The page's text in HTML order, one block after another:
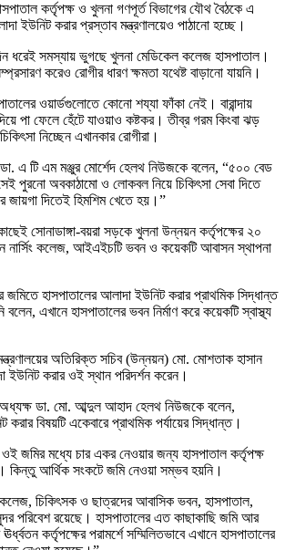
কর্তৃপক্ষ ও খুলনা গণপূর্ত বিভাগের যৌথ বৈঠকে এ
ইউনিট করার প্রস্তাব মন্ত্রণালয়েও পাঠানো হচ্ছে।
ধরেই সমস্যায় ভুগছে খুলনা মেডিকেল কলেজ হাসপাতাল।
করেও রোগীর ধারণ ক্ষমতা যথেষ্ট বাড়ানো যায়নি।
ওয়ার্ডগুলোতে কোনো শয্যা ফাঁকা নেই। বারান্দায়
পা ফেলে হেঁটে যাওয়াও কষ্টকর। তীব্র গরম কিংবা ঝড়
নিচ্ছেন এখানকার রোগীরা।
ডা. এ টি এম মঞ্জুর মোর্শেদ হেলথ নিউজকে বলেন, “৫০০ বেড
পুরনো অবকাঠামো ও লোকবল নিয়ে চিকিৎসা সেবা দিতে
দিতেই হিমশিম খেতে হয়।”
সোনাডাঙ্গা-বয়রা সড়কে খুলনা উন্নয়ন কর্তৃপক্ষের ২০
নার্সিং কলেজ, আইএইচটি ভবন ও কয়েকটি আবাসন স্থাপনা
জমিতে হাসপাতালের আলাদা ইউনিট করার প্রাথমিক সিদ্ধান্ত
বলেন, এখানে হাসপাতালের ভবন নির্মাণ করে কয়েকটি স্বাস্থ্য
অতিরিক্ত সচিব (উন্নয়ন) মো. মোশতাক হাসান
ইউনিট করার ওই স্থান পরিদর্শন করেন।
ডা. মো. আব্দুল আহাদ হেলথ নিউজকে বলেন,
করার বিষয়টি একেবারে প্রাথমিক পর্যায়ের সিদ্ধান্ত।
জমির মধ্যে চার একর নেওয়ার জন্য হাসপাতাল কর্তৃপক্ষ
কিন্তু আর্থিক সংকটে জমি নেওয়া সম্ভব হয়নি।
চিকিৎসক ও ছাত্রদের আবাসিক ভবন, হাসপাতাল,
পরিবেশ রয়েছে। হাসপাতালের এত কাছাকাছি জমি আর
কর্তৃপক্ষের পরামর্শে সম্মিলিতভাবে এখানে হাসপাতালের